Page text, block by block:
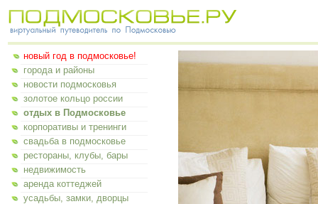
новый год в подмосковье!
города и районы
новости подмосковья
золотое кольцо россии
отдых в Подмосковье
корпоративы и тренинги
свадьба в подмосковье
рестораны, клубы, бары
недвижимость
аренда коттеджей
усадьбы, замки, дворцы